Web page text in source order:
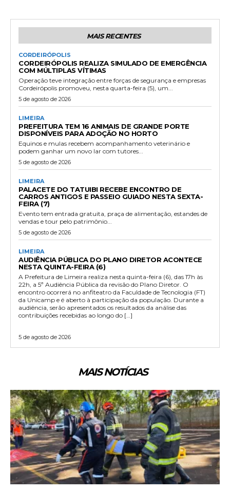
MAIS RECENTES
CORDEIRÓPOLIS
CORDEIRÓPOLIS REALIZA SIMULADO DE EMERGÊNCIA
COM MÚLTIPLAS VÍTIMAS
Operação teve integração entre forças de segurança e empresas
Cordeirópolis promoveu, nesta quarta-feira (5), um...
5 de agosto de 2026
LIMEIRA
PREFEITURA TEM 16 ANIMAIS DE GRANDE PORTE
DISPONÍVEIS PARA ADOÇÃO NO HORTO
Equinos e mulas recebem acompanhamento veterinário e
podem ganhar um novo lar com tutores...
5 de agosto de 2026
LIMEIRA
PALACETE DO TATUIBI RECEBE ENCONTRO DE
CARROS ANTIGOS E PASSEIO GUIADO NESTA SEXTA-
FEIRA (7)
Evento tem entrada gratuita, praça de alimentação, estandes de
vendas e tour pelo patrimônio...
5 de agosto de 2026
LIMEIRA
AUDIÊNCIA PÚBLICA DO PLANO DIRETOR ACONTECE
NESTA QUINTA-FEIRA (6)
A Prefeitura de Limeira realiza nesta quinta-feira (6), das 17h às
22h, a 5ª Audiência Pública da revisão do Plano Diretor. O
encontro ocorrerá no anfiteatro da Faculdade de Tecnologia (FT)
da Unicamp e é aberto à participação da população. Durante a
audiência, serão apresentados os resultados da análise das
contribuições recebidas ao longo do […]
5 de agosto de 2026
MAIS NOTÍCIAS